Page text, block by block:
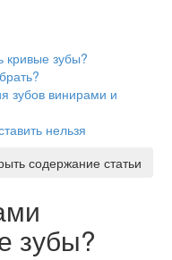
кривые зубы?
зубов винирами и
нельзя
содержание статьи
зубы?